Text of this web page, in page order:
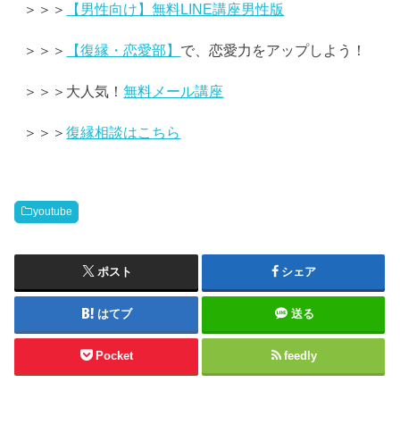
＞＞＞ 【男性向け】無料LINE講座男性版
＞＞＞ 【復縁・恋愛部】 で、恋愛力をアップしよう！
＞＞＞大人気！無料メール講座
＞＞＞復縁相談はこちら
youtube
ポスト シェア
はてブ 送る
Pocket feedly